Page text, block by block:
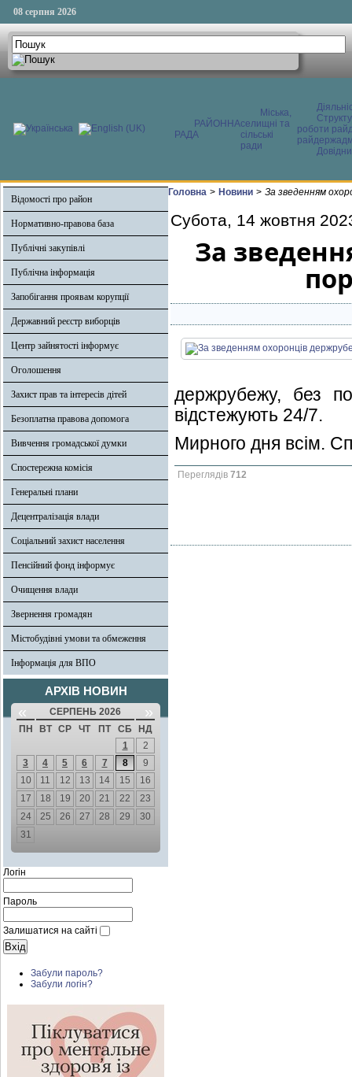
08 серпня 2026
РАЙОННА
РАДА
Міська,
селищні та
сільські
ради
роботи
Відомості про район
Нормативно-правова база
Публічні закупівлі
Публічна інформація
Запобігання проявам корупції
Державний реєстр виборців
Центр зайнятості інформує
Оголошення
Захист прав та інтересів дітей
Безоплатна правова допомога
Вивчення громадської думки
Спостережна комісія
Генеральні плани
Децентралізація влади
Соціальний захист населення
Пенсійний фонд інформує
Очищення влади
Звернення громадян
Містобудівні умови та обмеження
Інформація для ВПО
АРХІВ НОВИН
« СЕРПЕНЬ 2026 »
ПН ВТ СР ЧТ ПТ СБ
НД
1
2
3
4 5 6 7 8
9
10
11 12 13 14 15
16
17
18 19 20 21 22
23
24
25 26 27 28 29
30
31
Логін
Пароль
Залишатися на сайті
Забули пароль?
Забули логін?
Головна > Новини > За зведенням
Субота, 14 жовтня
За
держрубежу, без
відстежують 24/7.
Мирного дня всім.
Переглядів 712